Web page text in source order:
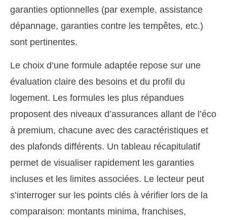
garanties optionnelles (par exemple, assistance
dépannage, garanties contre les tempêtes, etc.)
sont pertinentes.
Le choix d’une formule adaptée repose sur une
évaluation claire des besoins et du profil du
logement. Les formules les plus répandues
proposent des niveaux d’assurances allant de l’éco
à premium, chacune avec des caractéristiques et
des plafonds différents. Un tableau récapitulatif
permet de visualiser rapidement les garanties
incluses et les limites associées. Le lecteur peut
s’interroger sur les points clés à vérifier lors de la
comparaison: montants minima, franchises,